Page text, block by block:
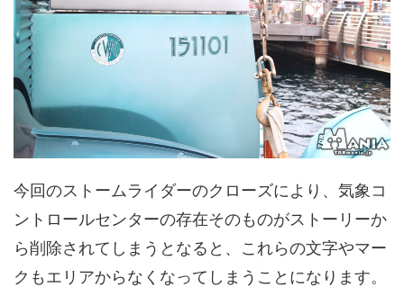
今回のストームライダーのクローズにより、気象コ
ントロールセンターの存在そのものがストーリーか
ら削除されてしまうとなると、これらの文字やマー
クもエリアからなくなってしまうことになります。